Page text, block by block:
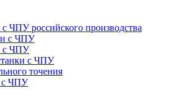
ЧПУ российского производства
с ЧПУ
с ЧПУ
с ЧПУ
точения
с ЧПУ